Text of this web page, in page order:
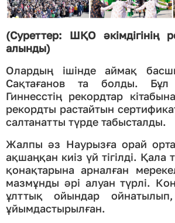
(Суреттер: ШҚО әкімдігінің
алынды)
Олардың ішінде аймақ
Сақтағанов та болды.
Гиннесстің рекордтар
рекордты растайтын
салтанатты түрде табысталды.
Жалпы әз Наурызға орай
ақшаңқан киіз үй тігілді.
қонақтарына арналған
мазмұнды әрі алуан түрлі.
ұлттық ойындар
ұйымдастырылған.